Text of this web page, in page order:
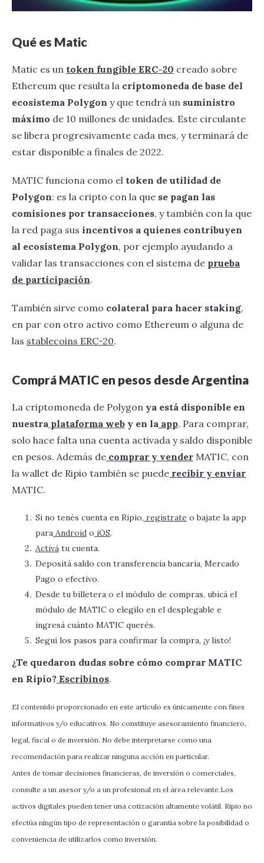
Qué es Matic
Matic es un token fungible ERC-20 creado sobre
Ethereum que resulta la criptomoneda de base del
ecosistema Polygon y que tendrá un suministro
máximo de 10 millones de unidades. Este circulante
se libera progresivamente cada mes, y terminará de
estar disponible a finales de 2022.
MATIC funciona como el token de utilidad de
Polygon: es la cripto con la que se pagan las
comisiones por transacciones, y también con la que
la red paga sus incentivos a quienes contribuyen
al ecosistema Polygon, por ejemplo ayudando a
validar las transacciones con el sistema de prueba
de participación.
También sirve como colateral para hacer staking,
en par con otro activo como Ethereum o alguna de
las stablecoins ERC-20.
Comprá MATIC en pesos desde Argentina
La criptomoneda de Polygon ya está disponible en
nuestra plataforma web y en la app. Para comprar,
solo hace falta una cuenta activada y saldo disponible
en pesos. Además de comprar y vender MATIC, con
la wallet de Ripio también se puede recibir y enviar
MATIC.
Si no tenés cuenta en Ripio, registrate o bajate la app
para Android o iOS.
Activá tu cuenta.
Depositá saldo con transferencia bancaria, Mercado
Pago o efectivo.
Desde tu billetera o el módulo de compras, ubicá el
módulo de MATIC o elegilo en el desplegable e
ingresá cuánto MATIC querés.
Seguí los pasos para confirmar la compra, ¡y listo!
‍¿Te quedaron dudas sobre cómo comprar MATIC
en Ripio? Escribinos.
El contenido proporcionado en este artículo es únicamente con fines
informativos y/o educativos. No constituye asesoramiento financiero,
legal, fiscal o de inversión. No debe interpretarse como una
recomendación para realizar ninguna acción en particular.
Antes de tomar decisiones financieras, de inversión o comerciales,
consulte a un asesor y/o a un profesional en el área relevante.Los
activos digitales pueden tener una cotización altamente volátil. Ripio no
efectúa ningún tipo de representación o garantía sobre la posibilidad o
conveniencia de utilizarlos como inversión.